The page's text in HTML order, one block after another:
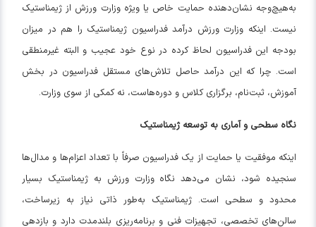
به‌هیچ‌وجه نشان‌دهنده حمایت خاص یا ویژه وزارت ورزش از ژیمناستیک
نیست. اینکه وزارت ورزش درآمد فدراسیون ژیمناستیک را هم در میزان
بودجه این فدراسیون لحاظ کرده در نوع خود عجیب و البته غیرمنطقی
است. چرا که این درآمد حاصل تلاش‌های مستقل فدراسیون در بخش
آموزش، ثبت‌نام، برگزاری کلاس و دوره‌هاست، نه کمکی از سوی وزارت.
نگاه سطحی و آماری به توسعه ژیمناستیک
اینکه موفقیت یا حمایت از یک فدراسیون صرفاً با تعداد اعزام‌ها و مدال‌ها
سنجیده شود، نشان می‌دهد نگاه وزارت ورزش به ژیمناستیک بسیار
محدود و سطحی است. ژیمناستیک به‌طور ذاتی نیاز به زیرساخت،
سالن‌های تخصصی، تجهیزات فنی و برنامه‌ریزی بلندمدت دارد و بازدهی